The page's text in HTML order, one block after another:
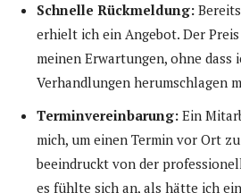
Schnelle Rückmeldung:
erhielt ich ein Angebot. Der
meinen Erwartungen, ohne dass
Verhandlungen herumschlagen
Terminvereinbarung: Ein
mich, um einen Termin vor Ort
beeindruckt von der
es fühlte sich an, als hätte ich